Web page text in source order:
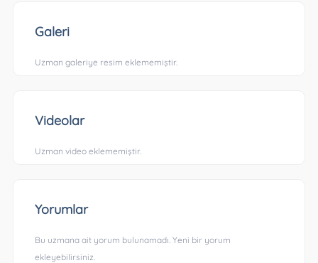
Galeri
Uzman galeriye resim eklememiştir.
Videolar
Uzman video eklememiştir.
Yorumlar
Bu uzmana ait yorum bulunamadı. Yeni bir yorum
ekleyebilirsiniz.